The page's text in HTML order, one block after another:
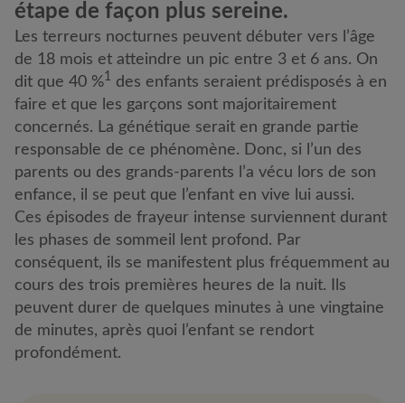
étape de façon plus sereine.
Les terreurs nocturnes peuvent débuter vers l’âge
de 18 mois et atteindre un pic entre 3 et 6 ans. On
dit que 40 %1 des enfants seraient prédisposés à en
faire et que les garçons sont majoritairement
concernés. La génétique serait en grande partie
responsable de ce phénomène. Donc, si l’un des
parents ou des grands-parents l’a vécu lors de son
enfance, il se peut que l’enfant en vive lui aussi.
Ces épisodes de frayeur intense surviennent durant
les phases de sommeil lent profond. Par
conséquent, ils se manifestent plus fréquemment au
cours des trois premières heures de la nuit. Ils
peuvent durer de quelques minutes à une vingtaine
de minutes, après quoi l’enfant se rendort
profondément.